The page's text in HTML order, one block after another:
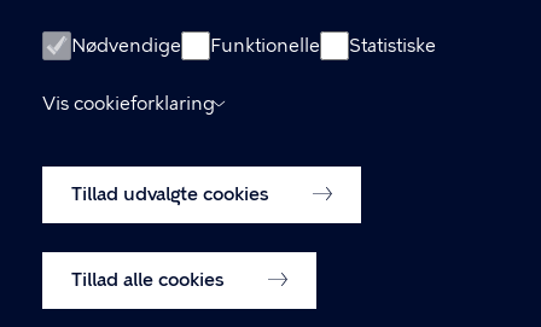
Nødvendige Funktionelle Statistiske
Vis cookieforklaring
Tillad udvalgte cookies
Tillad alle cookies
Kontakt Beskæftigelses-, Integrations- og
Erhvervsforvaltningen
bifcfbeskaeftigelsesindsats@kk.dk
Cookiepolitik
Cookieindstillinger